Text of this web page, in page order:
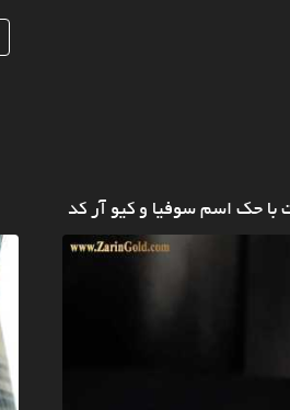
با حک اسم سوفیا و کیو آر کد